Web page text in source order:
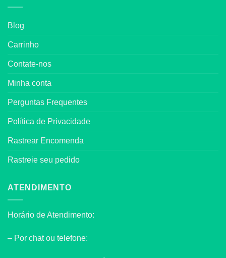
Blog
Carrinho
Contate-nos
Minha conta
Perguntas Frequentes
Política de Privacidade
Rastrear Encomenda
Rastreie seu pedido
ATENDIMENTO
Horário de Atendimento:
– Por chat ou telefone: